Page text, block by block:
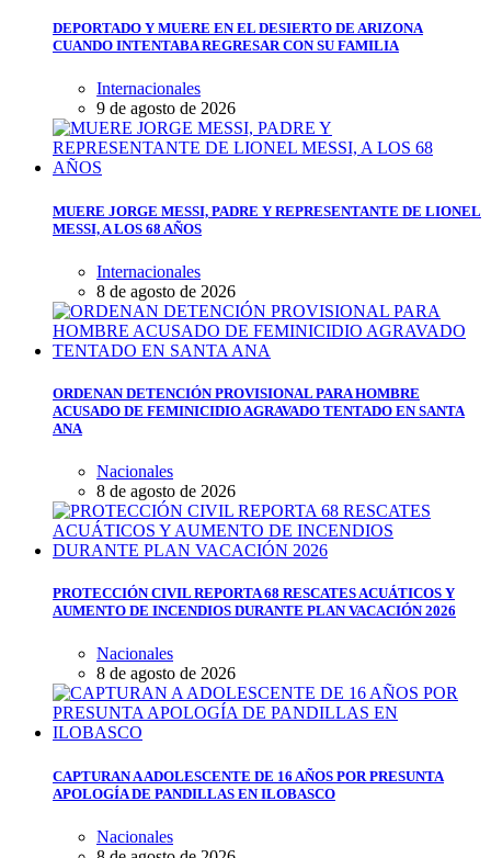
DEPORTADO Y MUERE EN EL DESIERTO DE ARIZONA
CUANDO INTENTABA REGRESAR CON SU FAMILIA
Internacionales
9 de agosto de 2026
MUERE JORGE MESSI, PADRE Y REPRESENTANTE DE LIONEL
MESSI, A LOS 68 AÑOS
Internacionales
8 de agosto de 2026
ORDENAN DETENCIÓN PROVISIONAL PARA HOMBRE
ACUSADO DE FEMINICIDIO AGRAVADO TENTADO EN SANTA
ANA
Nacionales
8 de agosto de 2026
PROTECCIÓN CIVIL REPORTA 68 RESCATES ACUÁTICOS Y
AUMENTO DE INCENDIOS DURANTE PLAN VACACIÓN 2026
Nacionales
8 de agosto de 2026
CAPTURAN A ADOLESCENTE DE 16 AÑOS POR PRESUNTA
APOLOGÍA DE PANDILLAS EN ILOBASCO
Nacionales